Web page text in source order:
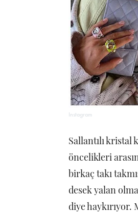
Instagram
Sallantılı
öncelikleri
birkaç takı
desek yalan
diye